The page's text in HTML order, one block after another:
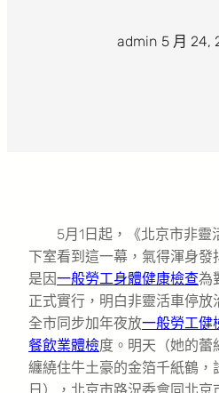
admin 5 月 24,
5月1日起，《北京市非
下室看到這一幕，氣得渾身
是因一般勞工身體健康檢查為
正式實行，明白非靈活車停放
全市同步加年夜放一般勞工健
餐飲業體檢度。明天（她的蕾
纏繞住牛土豪的金箔千紙鶴，